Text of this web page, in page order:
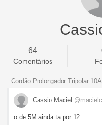
64
Comentários
Cordão Prolongador Tripolar
Cassio Maciel
o de 5M ainda ta por 12